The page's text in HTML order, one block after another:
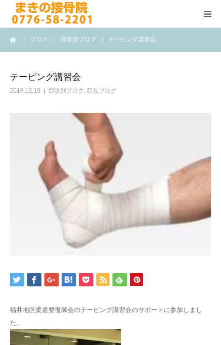
ブログ 症状別ブログ テーピング講習会
テーピング講習会
2018.12.10 症状別ブログ, 院長ブログ
福井地区柔道整復師会のテーピング講習会のサポートに参加しまし
た。
HOME
院長紹介
ブログ